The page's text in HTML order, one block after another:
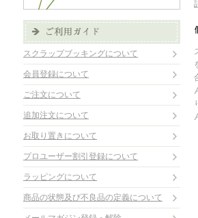
スクラップブッキングについて
会員登録について
ご注文について
追加注文について
お取り置きについて
プロユーザー割引登録について
ラッピングについて
商品の状態及び不良品の定義について